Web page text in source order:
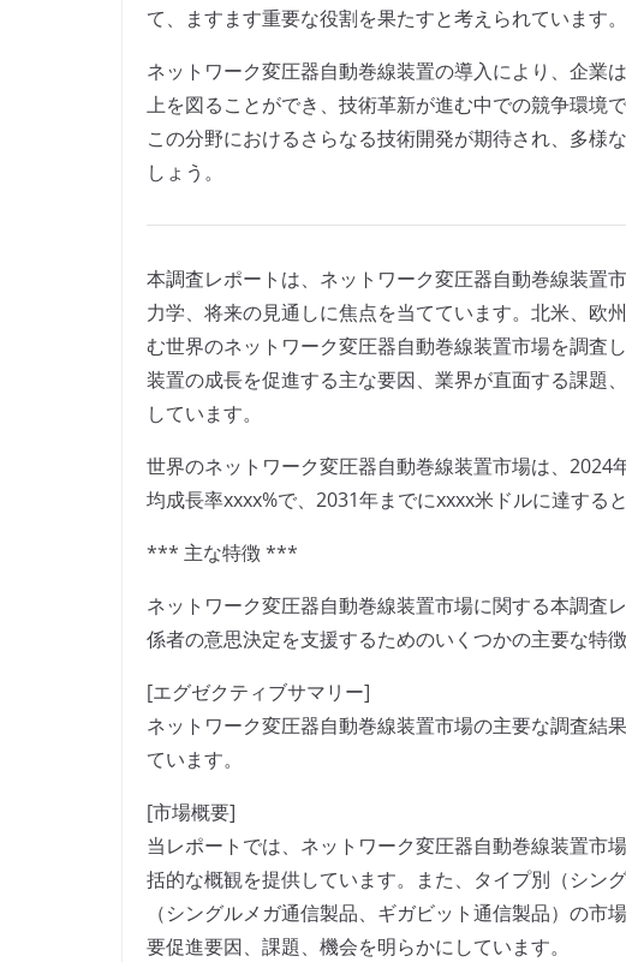
て、ますます重要な役割を果たすと考えられています。
ネットワーク変圧器自動巻線装置の導入により、企業
上を図ることができ、技術革新が進む中での競争環境
この分野におけるさらなる技術開発が期待され、多様
しょう。
本調査レポートは、ネットワーク変圧器自動巻線装置
力学、将来の見通しに焦点を当てています。北米、欧
む世界のネットワーク変圧器自動巻線装置市場を調査
装置の成長を促進する主な要因、業界が直面する課題
しています。
世界のネットワーク変圧器自動巻線装置市場は、
均成長率xxxx%で、2031年までにxxxx米ドルに達する
*** 主な特徴 ***
ネットワーク変圧器自動巻線装置市場に関する本調査
係者の意思決定を支援するためのいくつかの主要な特徴
[エグゼクティブサマリー]
ネットワーク変圧器自動巻線装置市場の主要な調査結
ています。
[市場概要]
当レポートでは、ネットワーク変圧器自動巻線装置市
括的な概観を提供しています。また、タイプ別（シン
（シングルメガ通信製品、ギガビット通信製品）の
要促進要因、課題、機会を明らかにしています。